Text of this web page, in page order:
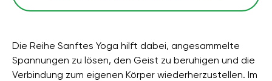
Die Reihe Sanftes Yoga hilft dabei, angesammelte
Spannungen zu lösen, den Geist zu beruhigen und die
Verbindung zum eigenen Körper wiederherzustellen. Im